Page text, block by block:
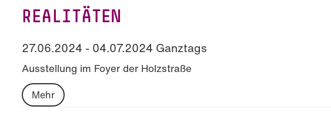
REALITÄTEN
27.06.2024 - 04.07.2024 Ganztags
Ausstellung im Foyer der Holzstraße
Mehr